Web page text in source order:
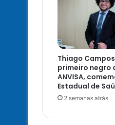
Thiago
primeiro negro
ANVISA,
Estadual de
2 semanas atrás